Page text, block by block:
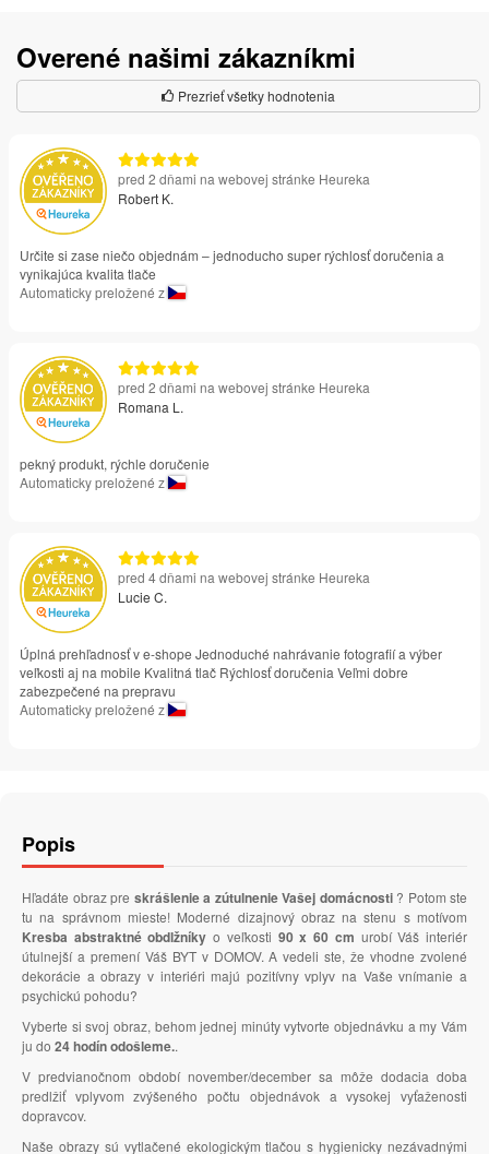
Overené našimi zákazníkmi
Prezrieť všetky hodnotenia
pred 2 dňami na webovej stránke Heureka
Robert K.
Určite si zase niečo objednám – jednoducho super rýchlosť doručenia a
vynikajúca kvalita tlače
Automaticky preložené z
pred 2 dňami na webovej stránke Heureka
Romana L.
pekný produkt, rýchle doručenie
Automaticky preložené z
pred 4 dňami na webovej stránke Heureka
Lucie C.
Úplná prehľadnosť v e-shope Jednoduché nahrávanie fotografií a výber
veľkosti aj na mobile Kvalitná tlač Rýchlosť doručenia Veľmi dobre
zabezpečené na prepravu
Automaticky preložené z
Popis
Hľadáte obraz pre skrášlenie a zútulnenie Vašej domácnosti ? Potom ste
tu na správnom mieste! Moderné dizajnový obraz na stenu s motívom
Kresba abstraktné obdlžníky o veľkosti 90 x 60 cm urobí Váš interiér
útulnejší a premení Váš BYT v DOMOV. A vedeli ste, že vhodne zvolené
dekorácie a obrazy v interiéri majú pozitívny vplyv na Vaše vnímanie a
psychickú pohodu?
Vyberte si svoj obraz, behom jednej minúty vytvorte objednávku a my Vám
ju do 24 hodín odošleme..
V predvianočnom období november/december sa môže dodacia doba
predlžiť vplyvom zvýšeného počtu objednávok a vysokej vyťaženosti
dopravcov.
Naše obrazy sú vytlačené ekologickým tlačou s hygienicky nezávadnými